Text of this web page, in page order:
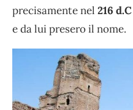
precisamente nel 216 d.C
e da lui presero il nome.